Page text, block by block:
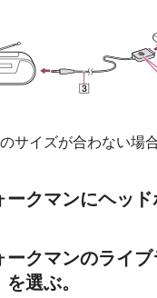
サイズが合わない場
ークマンにヘッド
ークマンのライ
を選ぶ。